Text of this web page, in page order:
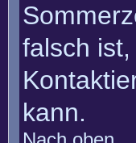
falsch
kann.